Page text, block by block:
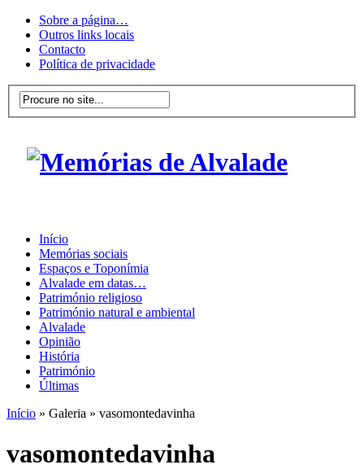
Sobre a página…
Outros links locais
Contacto
Política de privacidade
Início
Memórias sociais
Espaços e Toponímia
Alvalade em datas…
Património religioso
Património natural e ambiental
Alvalade
Opinião
História
Património
Últimas
Início » Galeria » vasomontedavinha
vasomontedavinha